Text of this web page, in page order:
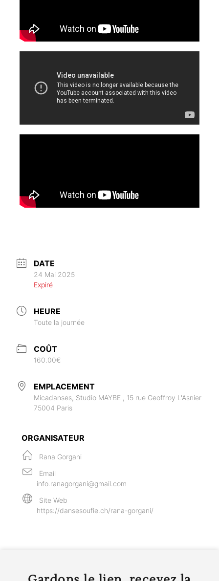
DATE
24 Mai 2025
Expiré
HEURE
Toute la journée
COÛT
160.00€
EMPLACEMENT
Micadanses, Studio MAYBE , 15 rue Geoffroy L'Asnier
75004 Paris
ORGANISATEUR
Rana Gorgani
Email
info.ranagorgani@gmail.com
Site Web
https://dansesoufie.ch/rana-gorgani/